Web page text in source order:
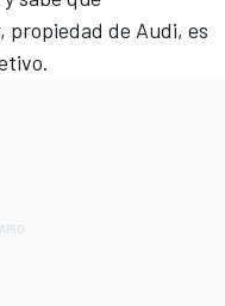
propiedad de Audi, es